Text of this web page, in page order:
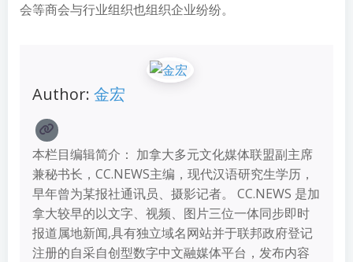
会等商会与行业组织也组织企业纷纷。
Author: 金宏
本栏目编辑简介： 加拿大多元文化媒体联盟副主席
兼秘书长，CC.NEWS主编，现代汉语研究生学历，
早年曾为某报社通讯员、摄影记者。 CC.NEWS 是加
拿大较早的以文字、视频、图片三位一体同步即时
报道属地新闻,具有独立域名网站并于联邦政府登记
注册的自采自创型数字中文融媒体平台，发布内容